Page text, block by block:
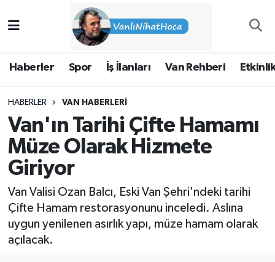
Haberler Spor İş İlanları Van Rehberi
HABERLER VAN HABERLERI
Van'ın Tarihi Çifte Hamamı
Müze Olarak Hizmete
Giriyor
Van Valisi Ozan Balcı, Eski Van Şehri'ndeki tarihi
Çifte Hamam restorasyonunu inceledi. Aslına
uygun yenilenen asırlık yapı, müze hamam olarak
açılacak.
Van Rehberi
Etkinlikler
Köşe Yazıları
Hakkımda
İpekyolu Nöbetçi Eczaneler
Süper Lig Puan Durumu ve Fikstür
Tüm Manşetler
Son Dakika Haberleri
Haber Arşivi